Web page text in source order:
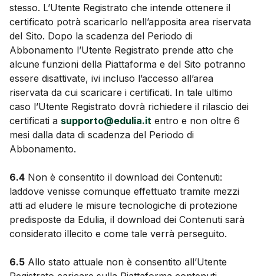
stesso. L’Utente Registrato che intende ottenere il
certificato potrà scaricarlo nell’apposita area riservata
del Sito. Dopo la scadenza del Periodo di
Abbonamento l’Utente Registrato prende atto che
alcune funzioni della Piattaforma e del Sito potranno
essere disattivate, ivi incluso l’accesso all’area
riservata da cui scaricare i certificati. In tale ultimo
caso l’Utente Registrato dovrà richiedere il rilascio dei
certificati a supporto@edulia.it entro e non oltre 6
mesi dalla data di scadenza del Periodo di
Abbonamento.
6.4 Non è consentito il download dei Contenuti:
laddove venisse comunque effettuato tramite mezzi
atti ad eludere le misure tecnologiche di protezione
predisposte da Edulia, il download dei Contenuti sarà
considerato illecito e come tale verrà perseguito.
6.5 Allo stato attuale non è consentito all’Utente